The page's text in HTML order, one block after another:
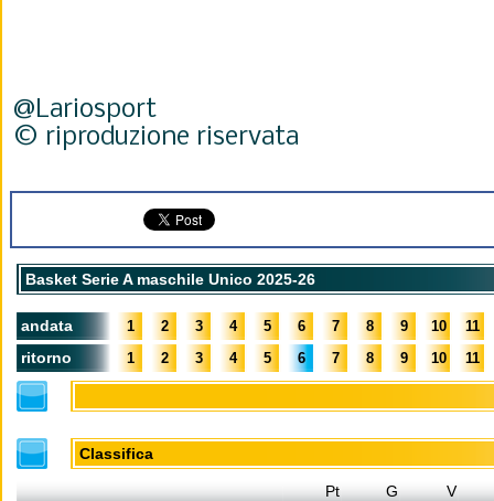
@Lariosport
© riproduzione riservata
Basket Serie A maschile Unico 2025-26
andata 1 2 3 4 5 6 7 8 9 10 11
ritorno 1 2 3 4 5 6 7 8 9 10 11
Classifica
Pt G
V